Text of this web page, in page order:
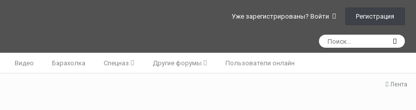
Уже зарегистрированы? Войти Регистрация
Видео Барахолка Спецназ Другие форумы Пользователи онлайн
Лента